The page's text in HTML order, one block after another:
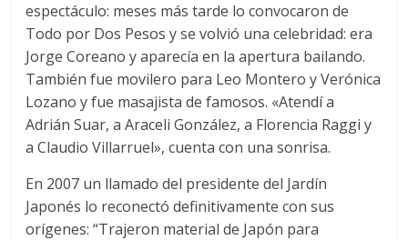
espectáculo: meses más tarde lo convocaron de
Todo por Dos Pesos y se volvió una celebridad: era
Jorge Coreano y aparecía en la apertura bailando.
También fue movilero para Leo Montero y Verónica
Lozano y fue masajista de famosos. «Atendí a
Adrián Suar, a Araceli González, a Florencia Raggi y
a Claudio Villarruel», cuenta con una sonrisa.
En 2007 un llamado del presidente del Jardín
Japonés lo reconectó definitivamente con sus
orígenes: “Trajeron material de Japón para